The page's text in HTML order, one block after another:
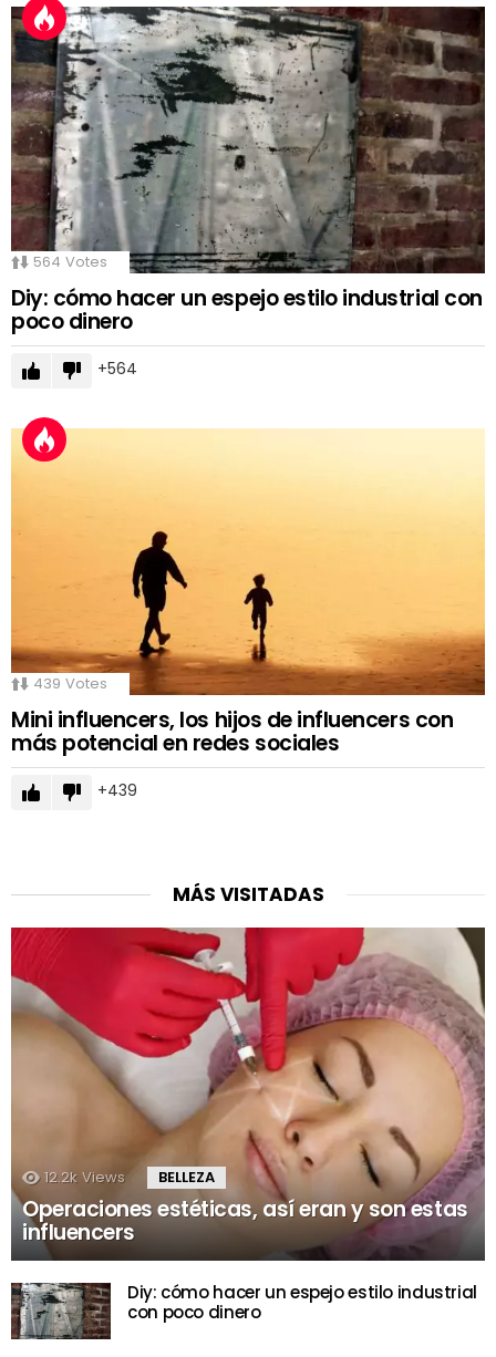
564 Votes
Diy: cómo hacer un espejo estilo industrial con
poco dinero
564
439 Votes
Mini influencers, los hijos de influencers con
más potencial en redes sociales
439
MÁS VISITADAS
12.2k Views BELLEZA
Operaciones estéticas, así eran y son estas
influencers
Diy: cómo hacer un espejo estilo industrial
con poco dinero